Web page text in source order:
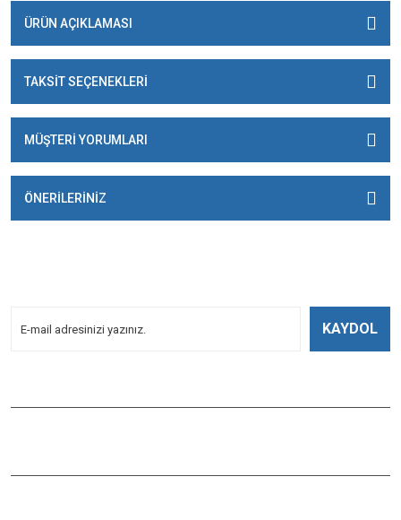
ÜRÜN AÇIKLAMASI
TAKSİT SEÇENEKLERİ
MÜŞTERİ YORUMLARI
ÖNERİLERİNİZ
KAYDOL